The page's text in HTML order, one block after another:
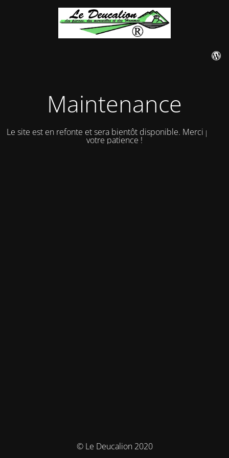
Maintenance
Le site est en refonte et sera bientôt disponible. Merci pour
votre patience !
© Le Deucalion 2020